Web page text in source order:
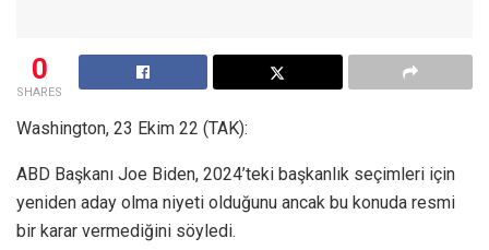
0
SHARES
Washington, 23 Ekim 22 (TAK):
ABD Başkanı Joe Biden, 2024’teki başkanlık seçimleri için
yeniden aday olma niyeti olduğunu ancak bu konuda resmi
bir karar vermediğini söyledi.